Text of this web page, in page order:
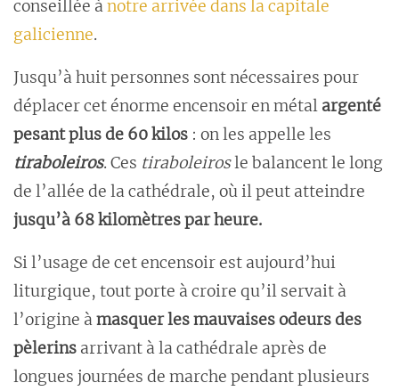
conseillée ànotre arrivée dans la capitale
galicienne.
Jusqu’à huit personnes sont nécessaires pour
déplacer cet énorme encensoir en métal argenté
pesant plus de 60 kilos : on les appelle les
tiraboleiros. Ces tiraboleirosle balancent le long
de l’allée de la cathédrale, où il peut atteindre
jusqu’à 68 kilomètres par heure.
Si l’usage de cet encensoir est aujourd’hui
liturgique, tout porte à croire qu’il servait à
l’origine àmasquer les mauvaises odeurs des
pèlerins arrivant à la cathédrale après de
longues journées de marche pendant plusieurs